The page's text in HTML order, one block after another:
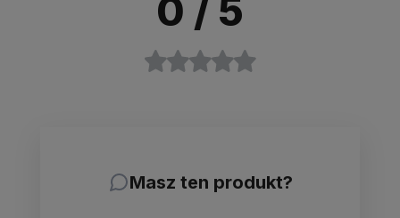
0 / 5
Masz ten produkt?